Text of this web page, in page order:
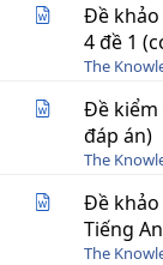
Đề khảo
4 đề 1
The
Đề kiểm
đáp án)
The
Đề
Tiếng
The